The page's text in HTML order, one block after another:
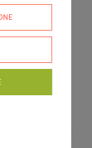
111476